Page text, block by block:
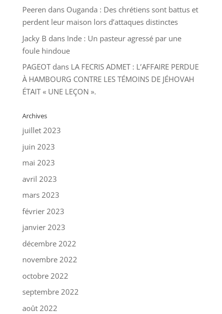
Peeren dans Ouganda : Des chrétiens sont battus et
perdent leur maison lors d’attaques distinctes
Jacky B dans Inde : Un pasteur agressé par une
foule hindoue
PAGEOTdans LA FECRIS ADMET : L’AFFAIRE PERDUE
À HAMBOURG CONTRE LES TÉMOINS DE JÉHOVAH
ÉTAIT « UNE LEÇON ».
Archives
juillet 2023
juin 2023
mai 2023
avril 2023
mars 2023
février 2023
janvier 2023
décembre 2022
novembre 2022
octobre 2022
septembre 2022
août 2022